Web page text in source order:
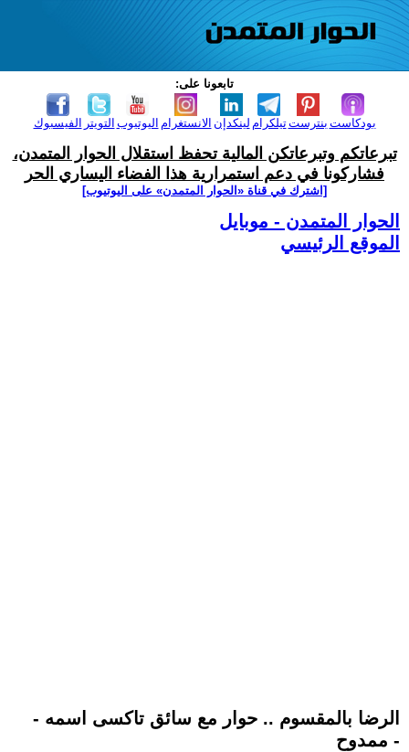
تابعونا على:
الفيسبوك التويتر اليوتيوب الانستغرام لينكدإن تيلكرامبنترست بودكاست
تبرعاتكم وتبرعاتكن المالية تحفظ استقلال الحوار المتمدن،
فشاركونا في دعم استمرارية هذا الفضاء اليساري الحر
[اشترك في قناة ‫«الحوار المتمدن» على اليوتيوب]
الحوار المتمدن - موبايل
الموقع الرئيسي
الرضا بالمقسوم .. حوار مع سائق تاكسى اسمه -
ممدوح -